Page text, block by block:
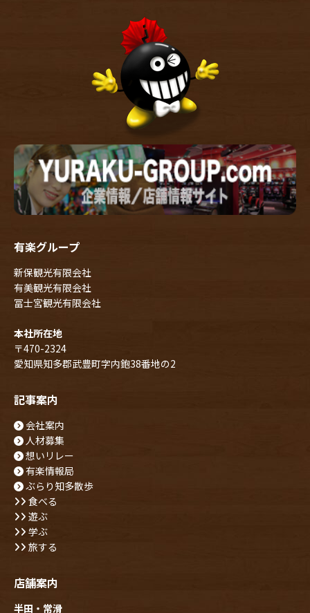
有楽グループ
新保観光有限会社
有美観光有限会社
冨士宮観光有限会社
本社所在地
〒470-2324
愛知県知多郡武豊町字内鉋38番地の2
記事案内
会社案内
人材募集
想いリレー
有楽情報局
ぶらり知多散歩
食べる
遊ぶ
学ぶ
旅する
店舗案内
半田・常滑